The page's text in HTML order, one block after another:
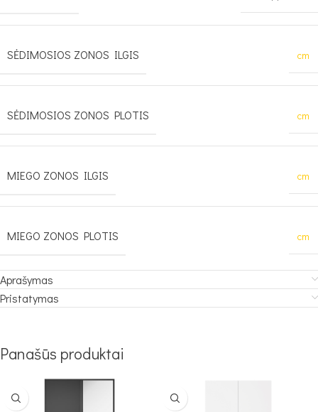
SĖDIMOSIOS ZONOS ILGIS cm
SĖDIMOSIOS ZONOS PLOTIS cm
MIEGO ZONOS ILGIS cm
MIEGO ZONOS PLOTIS cm
Aprašymas
Pristatymas
Panašūs produktai